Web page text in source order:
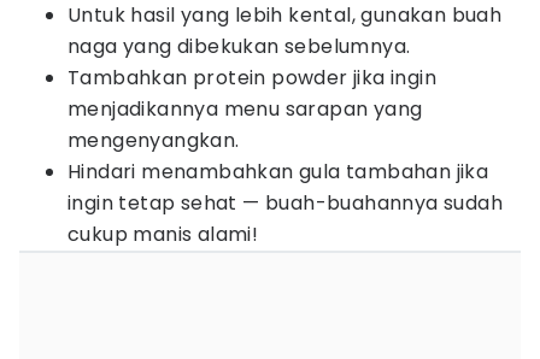
Untuk hasil yang lebih kental, gunakan buah
naga yang dibekukan sebelumnya.
Tambahkan protein powder jika ingin
menjadikannya menu sarapan yang
mengenyangkan.
Hindari menambahkan gula tambahan jika
ingin tetap sehat — buah-buahannya sudah
cukup manis alami!